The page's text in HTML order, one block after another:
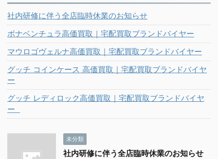
社内研修に伴う全店臨時休業のお知らせ
ボナベンチュラ高価買取｜宅配買取ブランドバイヤー
マウロゴヴェルナ高価買取｜宅配買取ブランドバイヤー
グッチ コインケース 高価買取｜宅配買取ブランドバイヤ
ー
グッチ レディロック高価買取｜宅配買取ブランドバイヤ
ー
未分類
社内研修に伴う全店臨時休業のお知らせ